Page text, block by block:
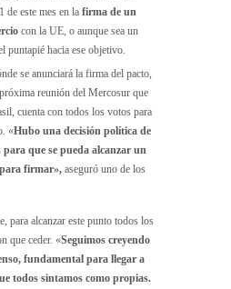
de este mes en la firma de un
con la UE, o aunque sea un
puntapié hacia ese objetivo.
se anunciará la firma del pacto,
reunión del Mercosur que
cuenta con todos los votos para
«Hubo una decisión política de
que se pueda alcanzar un
firmar», aseguró uno de los
para alcanzar este punto todos los
que ceder. «Seguimos creyendo
fundamental para llegar a
todos sintamos como propias.